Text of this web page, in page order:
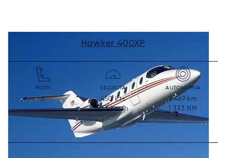
Hawker 400XP
POSTI
7
VELOCITÀ
450kts
833km/h
AUTONOMIA
2.469 km
1.333 NM